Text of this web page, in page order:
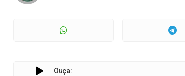
Ouça: